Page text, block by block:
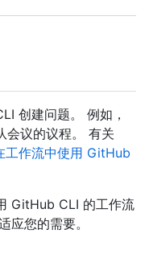
创建问题。 例如，
会议的议程。 有关
工作流中使用 GitHub
GitHub CLI 的工作流
应您的需要。